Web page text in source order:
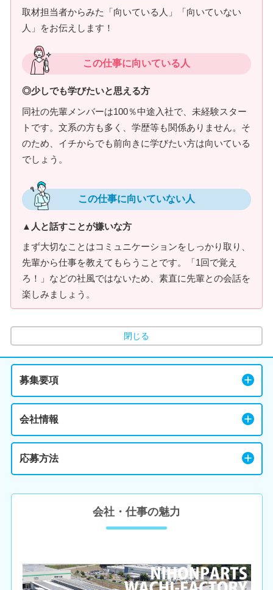
取材担当者からみた「向いている人」「向いていない
人」をお伝えします！
この仕事に向いている人
◎少しでも学びたいと思える方
同社の先輩メンバーは100％中途入社で、未経験スター
トです。文系の方も多く、学歴等も関係ありません。そ
のため、イチからでも前向きに学びたい方は向いている
でしょう。
この仕事に向いていない人
▲人と話すことが嫌いな方
まず大切なことはコミュニケーションをしっかり取り、
先輩から仕事を教えてもらうことです。「1回で覚え
ろ！」などの社風ではないため、素直に先輩との会話を
楽しみましょう。
閉じる
募集要項
会社情報
応募方法
会社・仕事の魅力